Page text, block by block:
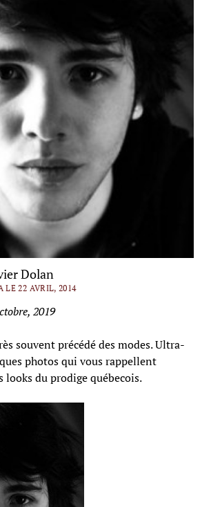
Dolan
LE 22 AVRIL, 2014
2019
souvent précédé des modes. Ultra-
photos qui vous rappellent
looks du prodige québecois.